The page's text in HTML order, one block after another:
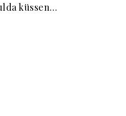
küssen…